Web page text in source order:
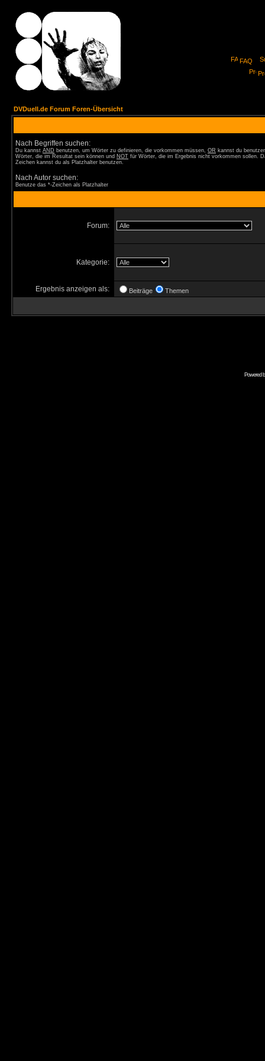
FAQ
DVDuell.de Forum Foren-Übersicht
Nach Begriffen suchen:
Du kannst AND benutzen, um Wörter zu definieren, die vorkommen müssen, OR kannst du
Wörter, die im Resultat sein können und NOT für Wörter, die im Ergebnis nicht vorkommen sollen.
Zeichen kannst du als Platzhalter benutzen.
Nach Autor suchen:
Benutze das *-Zeichen als Platzhalter
Forum:
Kategorie:
Ergebnis anzeigen als: Beiträge Themen
Powered